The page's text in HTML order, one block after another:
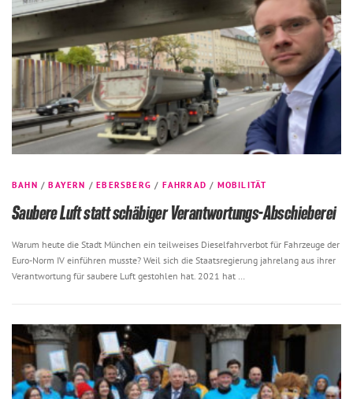
BAHN /BAYERN /EBERSBERG / FAHRRAD / MOBILITÄT
Saubere Luft statt schäbiger Verantwortungs-Abschieberei
Warum heute die Stadt München ein teilweises Dieselfahrverbot für Fahrzeuge der
Euro-Norm IV einführen musste? Weil sich die Staatsregierung jahrelang aus ihrer
Verantwortung für saubere Luft gestohlen hat. 2021 hat …